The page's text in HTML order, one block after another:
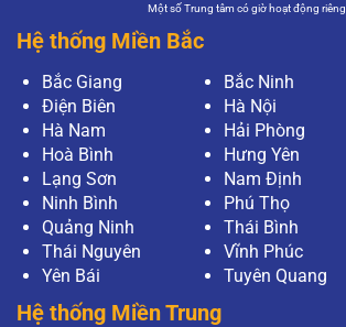
Một số Trung tâm có giờ hoạt động riêng
Hệ thống Miền Bắc
Bắc Giang
Bắc Ninh
Điện Biên
Hà Nội
Hà Nam
Hải Phòng
Hoà Bình
Hưng Yên
Lạng Sơn
Nam Định
Ninh Bình
Phú Thọ
Quảng Ninh
Thái Bình
Thái Nguyên
Vĩnh Phúc
Yên Bái
Tuyên Quang
Hệ thống Miền Trung